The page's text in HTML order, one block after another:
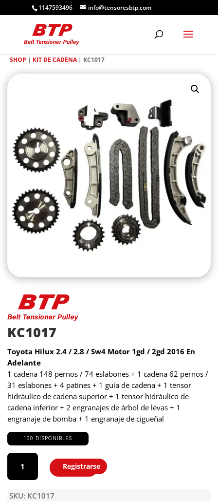
1147593496 info@tensoresbtp.com
SHOP | KIT DE CADENA| KC1017
KC1017
Toyota Hilux 2.4 / 2.8 / Sw4 Motor 1gd / 2gd 2016 En
Adelante
1 cadena 148 pernos / 74 eslabones + 1 cadena 62 pernos /
31 eslabones + 4 patines + 1 guía de cadena + 1 tensor
hidráulico de cadena superior + 1 tensor hidráulico de
cadena inferior + 2 engranajes de árbol de levas + 1
engranaje de bomba + 1 engranaje de cigueñal
150 DISPONIBLES
KC1017
cantidad
Agregar
Registrarse
SKU: KC1017